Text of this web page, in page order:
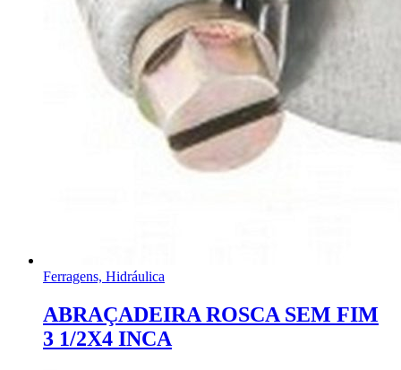
Ferragens, Hidráulica
ABRAÇADEIRA ROSCA SEM FIM
3 1/2X4 INCA